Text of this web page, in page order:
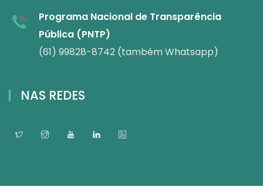
Programa Nacional de Transparência
Pública (PNTP)
(61) 99828-8742 (também Whatsapp)
NAS REDES